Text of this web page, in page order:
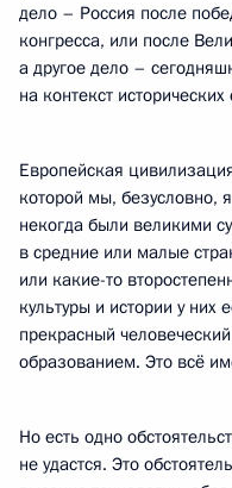
дело – Россия после
конгресса, или после
а другое дело –
на контекст
Европейская
которой мы, безусловно,
некогда были великими
в средние или малые
или какие-то
культуры и истории у них
прекрасный
образованием. Это всё
Но есть одно
не удастся. Это